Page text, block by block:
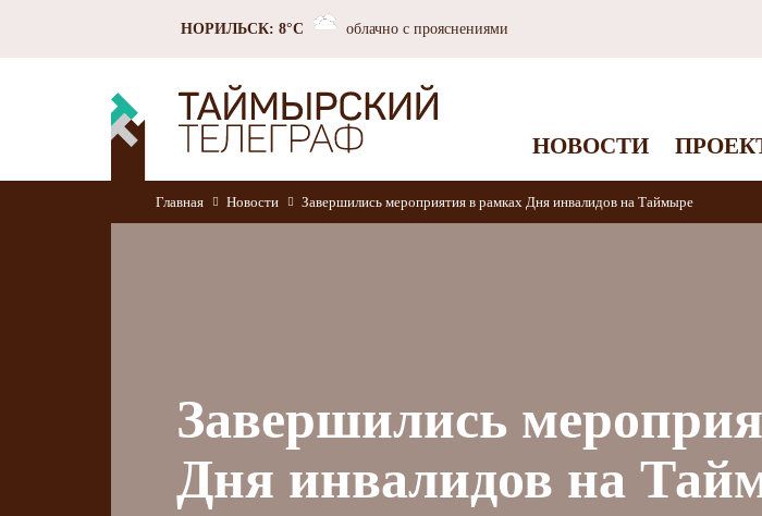
НОРИЛЬСК: 8°C облачно с прояснениями
НОВОСТИ
Главная Новости Завершились мероприятия в рамках Дня инвалидов на Таймыре
Завершились
Дня инвалидов на